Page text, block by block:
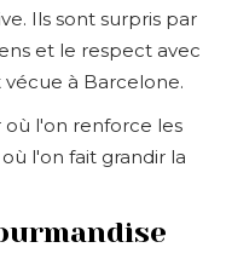
Ils sont surpris par
et le respect avec
à Barcelone.
où l'on renforce les
l'on fait grandir la